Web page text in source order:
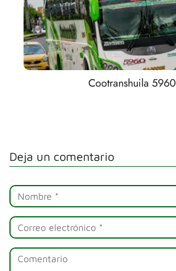
Cootranshuila 5960
Deja un comentario